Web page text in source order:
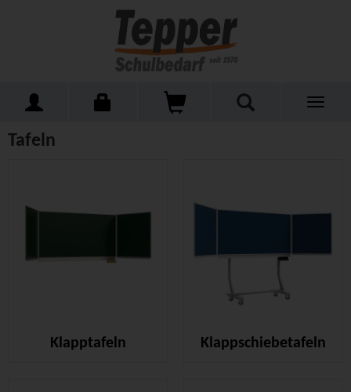
Toggle
Home Schulmöbel
Tafeln
Klapptafeln Klappschiebetafeln